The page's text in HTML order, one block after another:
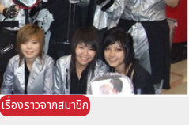
เรื่องราวจากสมาชิก